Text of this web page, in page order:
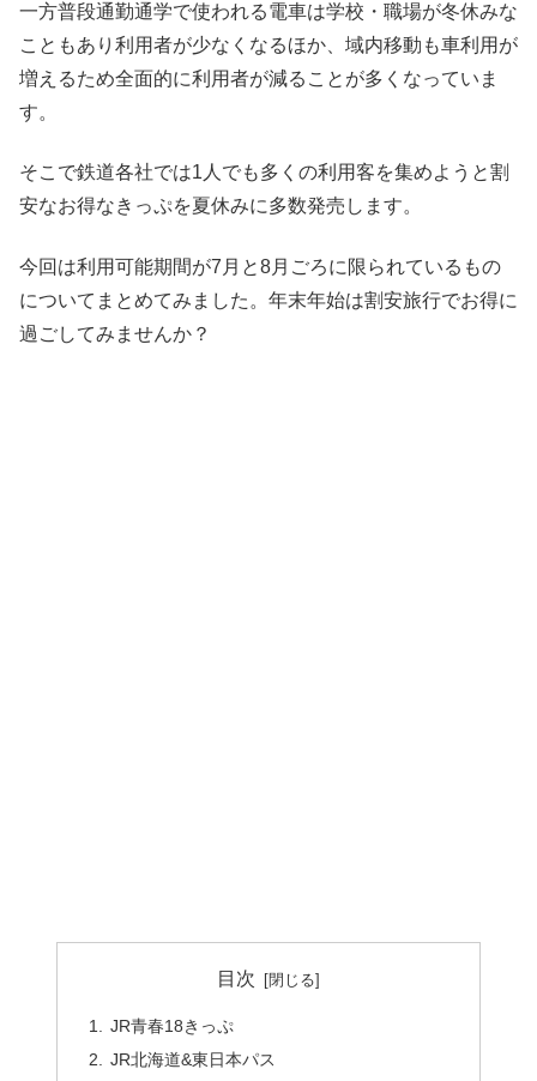
一方普段通勤通学で使われる電車は学校・職場が冬休みな
こともあり利用者が少なくなるほか、域内移動も車利用が
増えるため全面的に利用者が減ることが多くなっていま
す。
そこで鉄道各社では1人でも多くの利用客を集めようと割
安なお得なきっぷを夏休みに多数発売します。
今回は利用可能期間が7月と8月ごろに限られているもの
についてまとめてみました。年末年始は割安旅行でお得に
過ごしてみませんか？
目次
JR青春18きっぷ
JR北海道&東日本パス